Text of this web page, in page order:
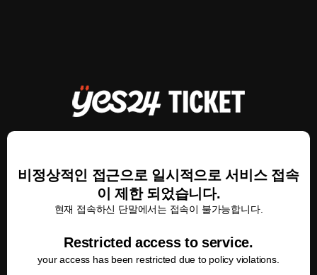
비정상적인 접근으로 일시적으로 서비스 접속
이 제한 되었습니다.
현재 접속하신 단말에서는 접속이 불가능합니다.
Restricted access to service.
your access has been restricted due to policy violations.